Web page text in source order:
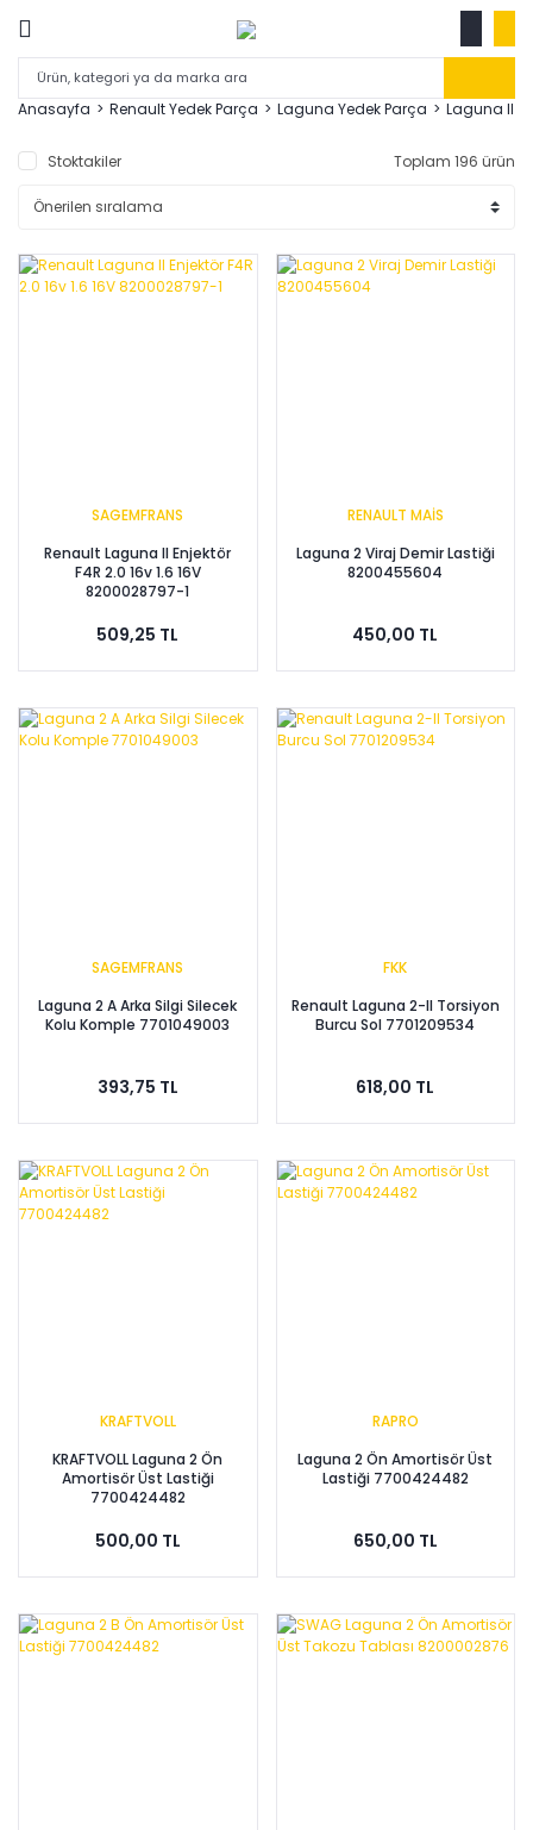
Anasayfa Renault Yedek Parça Laguna Yedek Parça Laguna II
Stoktakiler Toplam 196 ürün
SAGEMFRANS
Renault Laguna II Enjektör
F4R 2.0 16v 1.6 16V
8200028797-1
509,25 TL
RENAULT MAİS
Laguna 2 Viraj Demir Lastiği
8200455604
450,00 TL
SAGEMFRANS
Laguna 2 A Arka Silgi Silecek
Kolu Komple 7701049003
393,75 TL
FKK
Renault Laguna 2-II Torsiyon
Burcu Sol 7701209534
618,00 TL
KRAFTVOLL
KRAFTVOLL Laguna 2 Ön
Amortisör Üst Lastiği
7700424482
500,00 TL
RAPRO
Laguna 2 Ön Amortisör Üst
Lastiği 7700424482
650,00 TL